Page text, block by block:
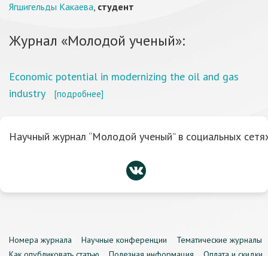
Ягшигельды Какаева, студент
Журнал «Молодой ученый»:
Economic potential in modernizing the oil and gas
industry
[подробнее]
Научный журнал “Молодой ученый” в социальных
Номера журнала Научные конференции
Тематические журналы